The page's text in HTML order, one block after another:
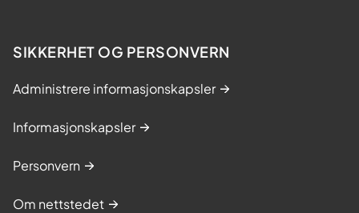
SIKKERHET OG PERSONVERN
Administrere informasjonskapsler
Informasjonskapsler
Personvern
Om nettstedet